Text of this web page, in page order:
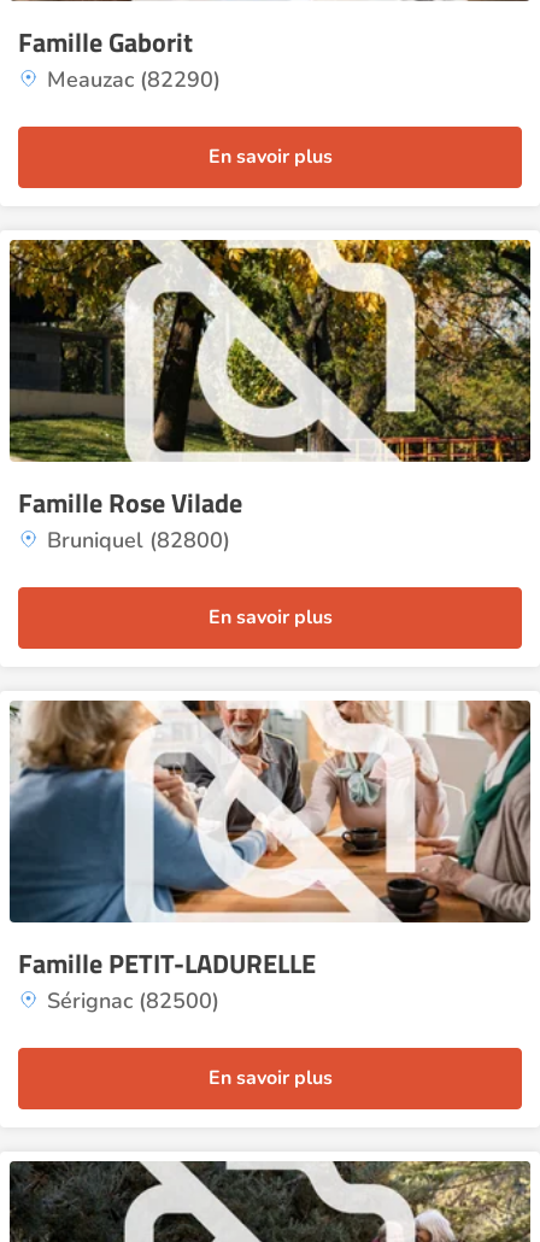
Famille Gaborit
Meauzac (82290)
En savoir plus
Famille Rose Vilade
Bruniquel (82800)
En savoir plus
Famille PETIT-LADURELLE
Sérignac (82500)
En savoir plus